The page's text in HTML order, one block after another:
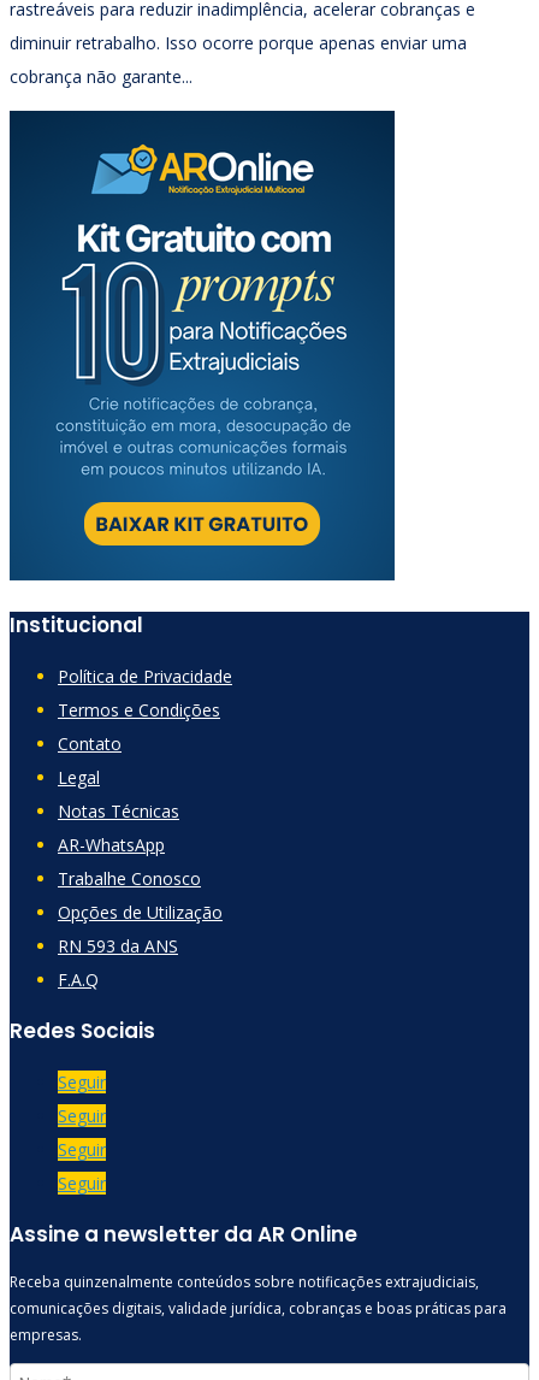
rastreáveis para reduzir inadimplência, acelerar cobranças e
diminuir retrabalho. Isso ocorre porque apenas enviar uma
cobrança não garante...
Institucional
Política de Privacidade
Termos e Condições
Contato
Legal
Notas Técnicas
AR-WhatsApp
Trabalhe Conosco
Opções de Utilização
RN 593 da ANS
F.A.Q
Redes Sociais
Seguir
Seguir
Seguir
Seguir
Assine a newsletter da AR Online
Receba quinzenalmente conteúdos sobre notificações extrajudiciais,
comunicações digitais, validade jurídica, cobranças e boas práticas para
empresas.